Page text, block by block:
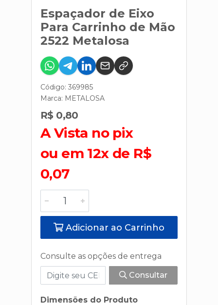
Espaçador de Eixo
Para Carrinho de Mão
2522 Metalosa
Código: 369985
Marca: METALOSA
R$ 0,80
A Vista no pix
ou em 12x de R$
0,07
Adicionar ao Carrinho
Consulte as opções de entrega
Consultar
Dimensões do Produto